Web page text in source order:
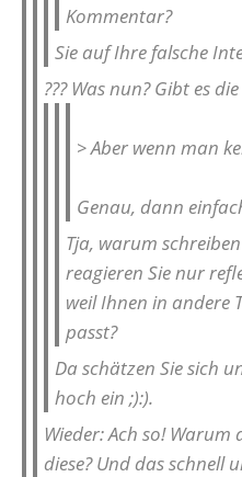
Kommentar?
Sie auf Ihre falsche
??? Was nun? Gibt es
> Aber wenn man
Genau, dann
Tja, warum
reagieren Sie nur
weil Ihnen in andere
passt?
Da schätzen Sie sich
hoch ein ;):).
Wieder: Ach so!
diese? Und das schnell